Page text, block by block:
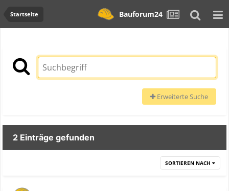
Startseite Bauforum24
Erweiterte Suche
2 Einträge gefunden
SORTIEREN NACH